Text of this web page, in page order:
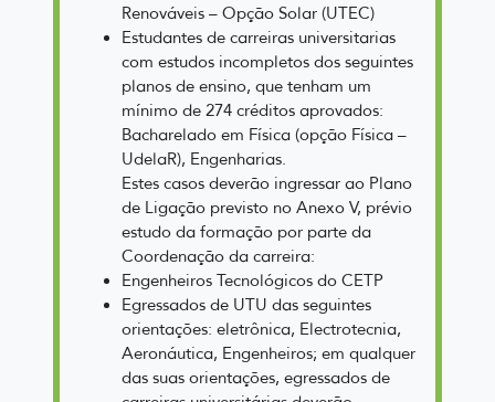
Renováveis – Opção Solar (UTEC)
Estudantes de carreiras universitarias
com estudos incompletos dos seguintes
planos de ensino, que tenham um
mínimo de 274 créditos aprovados:
Bacharelado em Física (opção Física –
UdelaR), Engenharias.
Estes casos deverão ingressar ao Plano
de Ligação previsto no Anexo V, prévio
estudo da formação por parte da
Coordenação da carreira:
Engenheiros Tecnológicos do CETP
Egressados de UTU das seguintes
orientações: eletrônica, Electrotecnia,
Aeronáutica, Engenheiros; em qualquer
das suas orientações, egressados de